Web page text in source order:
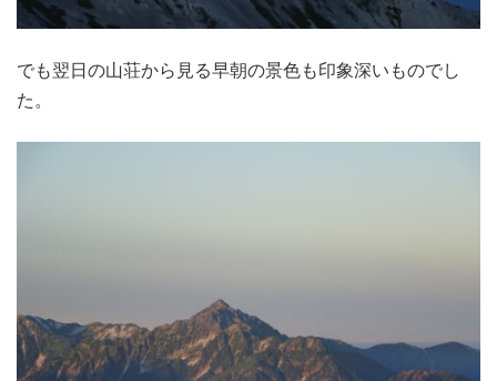
でも翌日の山荘から見る早朝の景色も印象深いものでし
た。